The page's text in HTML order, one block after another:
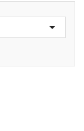
